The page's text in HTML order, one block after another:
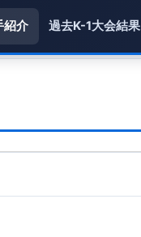
紹介 過去K-1大会結果